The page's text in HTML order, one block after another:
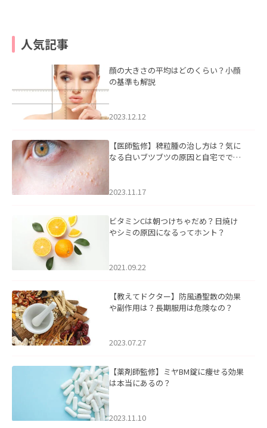
人気記事
顔の大きさの平均はどのくらい？小顔
の基準も解説
2023.12.12
【医師監修】稗粒腫の治し方は？気に
なる白いブツブツの原因と自宅ででき
2023.11.17
ビタミンCは朝つけちゃだめ？日焼け
やシミの原因になるってホント？
2021.09.22
【教えてドクター】防風通聖散の効果
や副作用は？長期服用は危険なの？
2023.07.27
【薬剤師監修】ミヤBM錠に痩せる効果
は本当にあるの？
2023.11.10